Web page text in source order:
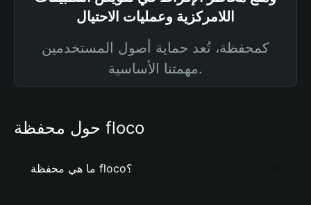
اللامركزية وعمليات الاحتيال
كمحفظة، تُعد حماية أصول المستخدمين
مهمتنا الأساسية.
حول محفظة floco
ما هي محفظة floco؟